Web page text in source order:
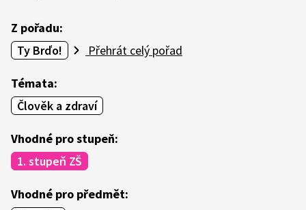
Z pořadu:
Ty Brďo!
Přehrát celý pořad
Témata:
Člověk a zdraví
Vhodné pro stupeň:
1. stupeň ZŠ
Vhodné pro předmět: